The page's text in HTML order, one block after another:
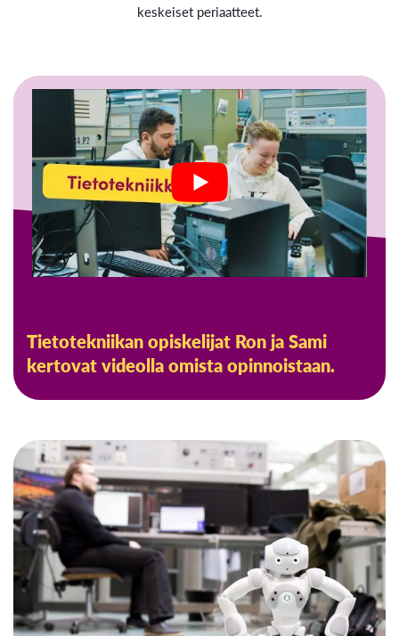
keskeiset periaatteet.
Tietotekniikan opiskelijat Ron ja Sami
kertovat videolla omista opinnoistaan.